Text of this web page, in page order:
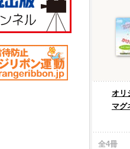
オリ
マグ
全4冊